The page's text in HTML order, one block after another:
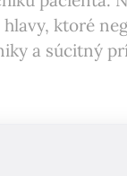
ktoré
a súcitný